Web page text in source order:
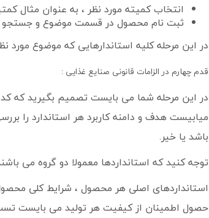
انتخاب کمیته مورد نظر ، به عنوان مثال
ثبت نام محصول در قسمت موضوع و جستجو
در این مرحله کلیه استاندارهایی که موضوع
قدم چهارم در الزامات قانونی صنایع غذایی :
در این مرحله شما می بایست تصمیم بگیرید که
میابیست هدف و دامنه کاربرد هر استاندارد را
باشد یا خیر.
توجه کنید که استانداردها معمولا دو گروه می
استانداردهای اصلی هر محصول ، شرایط کلی
حصول اطمینان از کیفیت هر تولید می بایست